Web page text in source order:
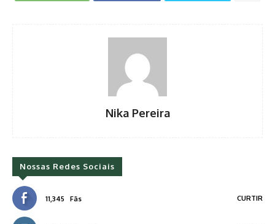
Nika Pereira
Nossas Redes Sociais
11,345 Fãs CURTIR